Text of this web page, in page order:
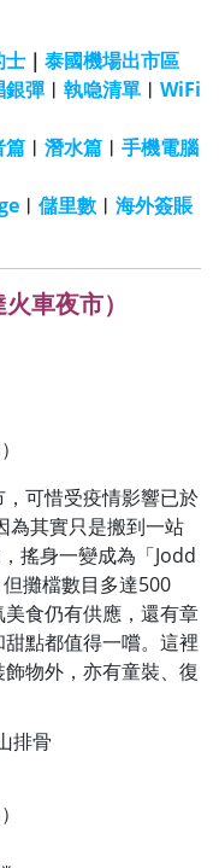
士 ｜ 泰國機場出市區
銀彈 ︱ 執喼清單 ︱ WiFi
篇 ︱ 潛水篇 ︱ 手機電腦
︱ 儲里數︱ 海外簽賬
車夜市）
可惜受疫情影響已於
為其實只是搬到一站
搖身一變成為「Jodd
攤檔數目多達500
食仍有供應，還有章
點都值得一嚐。這裡
物外，亦有童裝、復